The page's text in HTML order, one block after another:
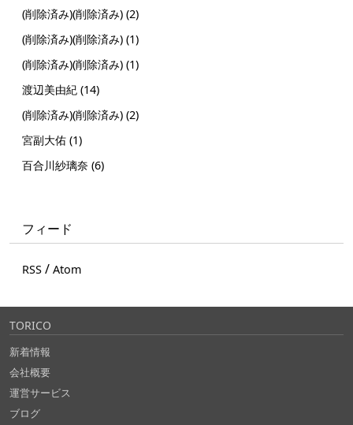
(削除済み)(削除済み) (2)
(削除済み)(削除済み) (1)
(削除済み)(削除済み) (1)
渡辺美由紀 (14)
(削除済み)(削除済み) (2)
宮副大佑 (1)
百合川紗璃奈 (6)
フィード
RSS / Atom
TORICO
新着情報
会社概要
運営サービス
ブログ